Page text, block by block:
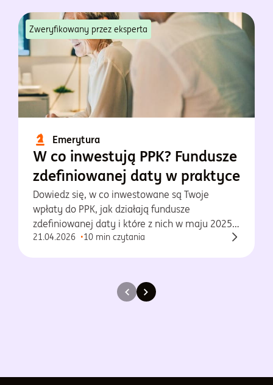
Zweryfikowany przez eksperta
Emerytura
W co inwestują PPK? Fundusze
zdefiniowanej daty w praktyce
Dowiedz się, w co inwestowane są Twoje
wpłaty do PPK, jak działają fundusze
zdefiniowanej daty i które z nich w maju 2025
osiągnęły najlepsze wyniki.
21.04.2026 10 min czytania